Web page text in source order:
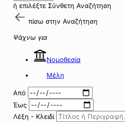
ή επιλέξτε Σύνθετη Αναζήτηση
πίσω στην Αναζήτηση
Ψάχνω για
Νομοθεσία
Μέλη
Από
Έως
Λέξη - Κλειδί